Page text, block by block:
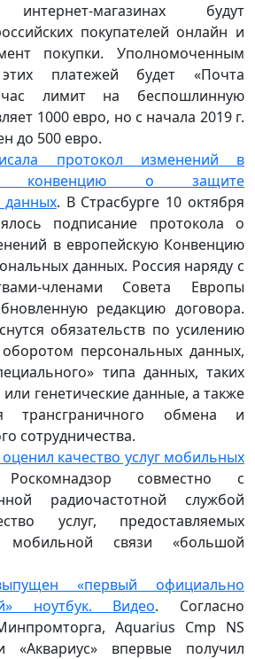
интернет-магазинах будут
покупателей онлайн и
покупки. Уполномоченным
платежей будет «Почта
лимит на беспошлинную
1000 евро, но с начала 2019 г.
до 500 евро.
протокол изменений в
конвенцию о защите
данных. В Страсбурге 10 октября
подписание протокола о
в европейскую Конвенцию
данных. Россия наряду с
членами Совета Европы
редакцию договора.
обязательств по усилению
персональных данных,
типа данных, таких
генетические данные, а также
трансграничного обмена и
сотрудничества.
качество услуг мобильных
совместно с
радиочастотной службой
услуг, предоставляемых
мобильной связи «большой
«первый официально
ноутбук. Видео. Согласно
Aquarius Cmp NS
«Аквариус» впервые получил